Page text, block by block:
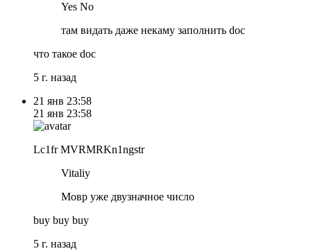
Yes No
там видать даже некаму заполнить doc
что такое doc
5 г. назад
21 янв 23:58
21 янв 23:58
Lc1fr MVRMRKn1ngstr
Vitaliy
Мовр уже двузначное число
buy buy buy
5 г. назад